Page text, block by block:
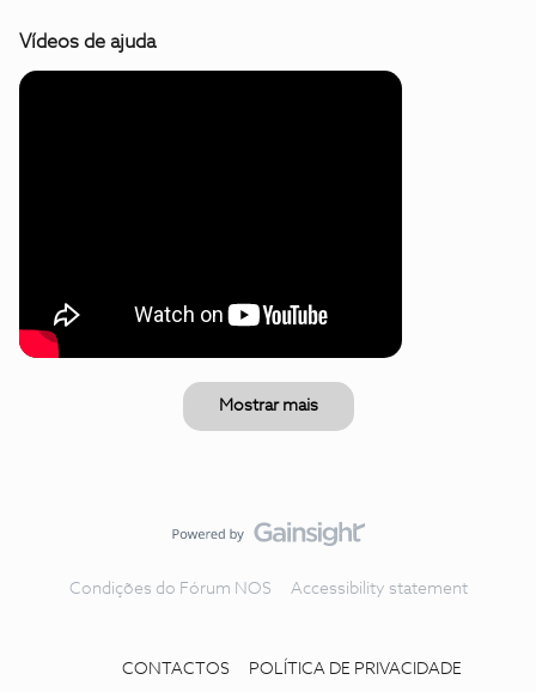
Vídeos de ajuda
Mostrar mais
Condições do Fórum NOS Accessibility statement
CONTACTOS POLÍTICA DE PRIVACIDADE